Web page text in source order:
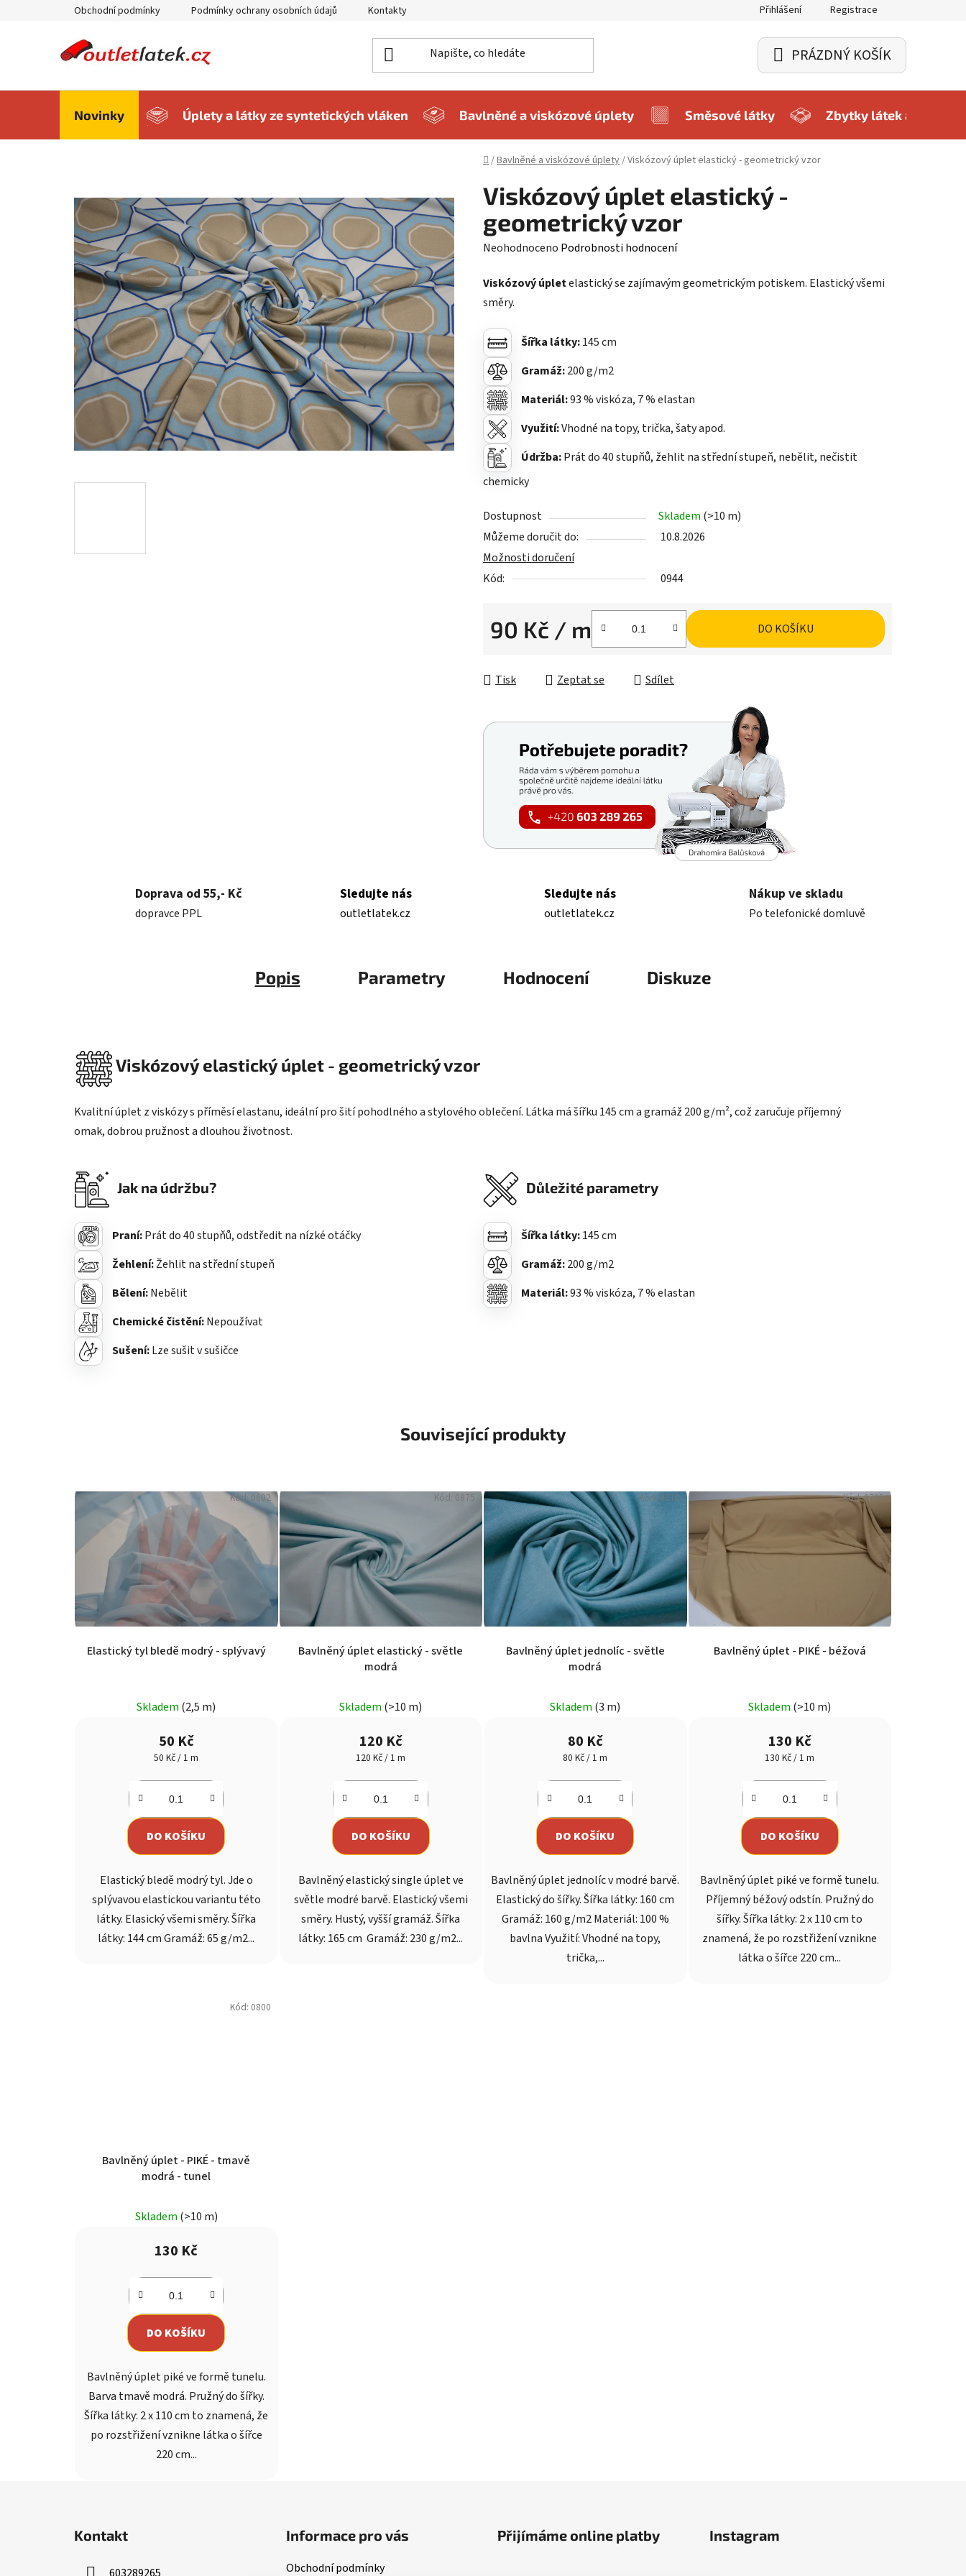
Obchodní podmínky Podmínky ochrany osobních údajů Kontakty Přihlášení Registrace
NÁKUPNÍ
KOŠÍK
PRÁZDNÝ KOŠÍK
Novinky Úplety a látky ze syntetických vláken Bavlněné a viskózové úplety Směsové látky Zbytky látek a balíčky
Domů
/Bavlněné a viskózové úplety/Viskózový úplet elastický - geometrický vzor
Viskózový úplet elastický -
geometrický vzor
Průměrné
produktu
je
0,0
z
5
hvězdiček.
Neohodnoceno Podrobnosti hodnocení
Viskózový úpletelastický se zajímavým geometrickým potiskem. Elastický všemi
směry.
Šířka látky:145 cm
Gramáž:200g/m2
Materiál:93 % viskóza, 7 % elastan
Využití:Vhodné na topy, trička, šaty apod.
Údržba:Prát do 40 stupňů, žehlit na střední stupeň, nebělit, nečistit
chemicky
Dostupnost Skladem (>10 m)
Můžeme doručit do:
10.8.2026
Možnosti doručení
Kód:
0944
90 Kč / m DO KOŠÍKU
Tisk Zeptat se Sdílet
Doprava od 55,- Kč
dopravce PPL
Sledujte nás
outletlatek.cz
Sledujte nás
outletlatek.cz
Nákup ve skladu
Po telefonické domluvě
Popis Parametry Hodnocení Diskuze
Viskózový elastický úplet - geometrický vzor
Kvalitní úplet z viskózy s příměsí elastanu, ideální pro šití pohodlného a stylového oblečení. Látka má šířku 145 cm a gramáž 200 g/m², což zaručuje příjemný
omak, dobrou pružnost a dlouhou životnost.
Jak na údržbu?
Praní:Prát do 40 stupňů, odstředit na nízké otáčky
Žehlení:Žehlit na střední stupeň
Bělení:Nebělit
Chemické čistění:Nepoužívat
Sušení:Lze sušit v sušičce
Důležité parametry
Šířka látky:145 cm
Gramáž:200g/m2
Materiál:93 % viskóza, 7 % elastan
Související produkty
Elastický tyl bledě modrý - splývavý
hodnocení
produktu
je
z
hvězdiček.
Skladem (2,5 m)
50 Kč
Měrná
50 Kč / 1 m
DO KOŠÍKU
Elastický bledě modrý tyl. Jde o
splývavou elastickou variantu této
látky. Elasický všemi směry. Šířka
látky: 144 cm Gramáž: 65 g/m2...
Kód:0602
Bavlněný úplet elastický - světle
modrá
Skladem (>10 m)
120 Kč
Měrná
120 Kč / 1 m
DO KOŠÍKU
Bavlněný elastický single úplet ve
světle modré barvě. Elastický všemi
směry. Hustý, vyšší gramáž. Šířka
látky: 165 cm Gramáž: 230 g/m2...
Kód: 0875
Bavlněný úplet jednolíc - světle
modrá
hodnocení
produktu
je
z
hvězdiček.
Skladem (3 m)
80 Kč
Měrná
80 Kč / 1 m
DO KOŠÍKU
Bavlněný úplet jednolíc v modré barvě.
Elastický do šířky. Šířka látky: 160 cm
Gramáž: 160 g/m2 Materiál: 100 %
bavlna Využití: Vhodné na topy,
trička,...
Kód: 0370
Bavlněný úplet - PIKÉ - béžová
Skladem (>10 m)
130 Kč
Měrná
130 Kč / 1 m
DO KOŠÍKU
Bavlněný úplet piké ve formě tunelu.
Příjemný béžový odstín. Pružný do
šířky. Šířka látky: 2 x 110 cm to
znamená, že po rozstřižení vznikne
látka o šířce 220 cm...
Kód:0785
Bavlněný úplet - PIKÉ - tmavě
modrá - tunel
hodnocení
produktu
5,0
z
5
hvězdiček.
Skladem (>10 m)
130 Kč
DO KOŠÍKU
Bavlněný úplet piké ve formě tunelu.
Barva tmavě modrá. Pružný do šířky.
Šířka látky: 2 x 110 cm to znamená, že
po rozstřižení vznikne látka o šířce
220 cm...
Kód: 0800
Kontakt
603289265
Informace pro vás
Obchodní podmínky
Přijímáme online platby Instagram